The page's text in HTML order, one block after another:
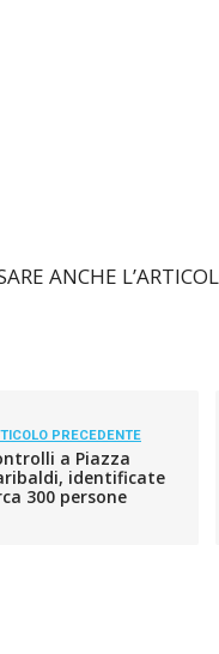
ANCHE
PRECEDENTE
a Piazza
identificate
300 persone